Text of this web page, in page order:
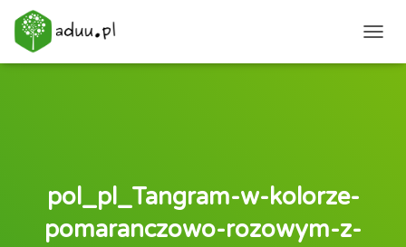
pol_pl_Tangram-w-kolorze-
pomaranczowo-rozowym-z-